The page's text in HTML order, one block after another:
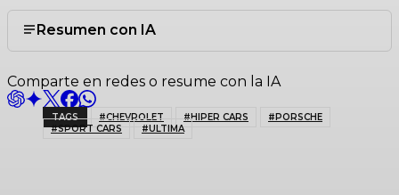
Resumen con IA
Comparte en redes o resume con la IA
TAGS #CHEVROLET #HIPER CARS
#PORSCHE
#SPORT CARS
#ULTIMA